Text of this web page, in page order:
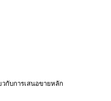
กับการเสนอขายหลัก